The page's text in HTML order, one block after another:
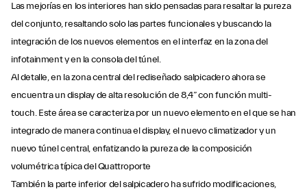
Las mejorías en los interiores han sido pensadas para resaltar la pureza
del conjunto, resaltando solo las partes funcionales y buscando la
integración de los nuevos elementos en el interfaz en la zona del
infotainment y en la consola del túnel.
Al detalle, en la zona central del rediseñado salpicadero ahora se
encuentra un display de alta resolución de 8,4” con función multi-
touch. Este área se caracteriza por un nuevo elemento en el que se han
integrado de manera continua el display, el nuevo climatizador y un
nuevo túnel central, enfatizando la pureza de la composición
volumétrica típica del Quattroporte
También la parte inferior del salpicadero ha sufrido modificaciones,